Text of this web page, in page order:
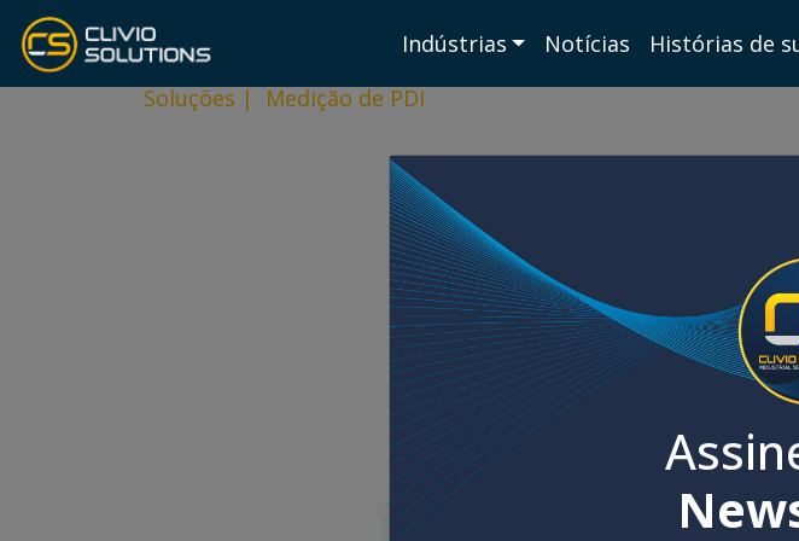
Indústrias Notícias Histórias de
Soluções | Medição de PDI